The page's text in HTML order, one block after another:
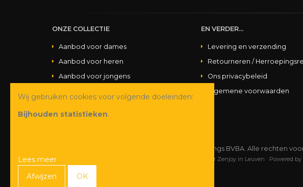
ONZE COLLECTIE
Aanbod voor dames
Aanbod voor heren
Aanbod voor jongens
EN VERDER...
Levering en verzending
Retourneren /
Ons privacybeleid
Algemene voorwaarden
© Copyright 2026 Schoenen Ruytings BVBA. Alle rechten
door Zenjoy in Leuven · Powered
Wij gebruiken cookies voor volgende doeleinden:
Bijhouden statistieken.
Lees meer
Afwijzen
OK